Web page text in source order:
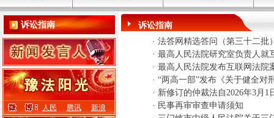
诉讼指南
人民 腾讯
新浪
诉讼指南
· 法答网精选答问（第三十二批
· 最高人民法院研究室负责人就
· 最高人民法院发布互联网法院
· “两高一部”发布《关于健全对
· 新修订的仲裁法自2026年3月
· 民事再审审查申请须知